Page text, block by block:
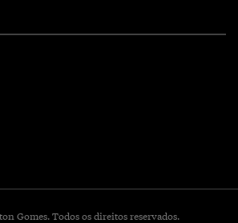
Gomes. Todos os direitos reservados.